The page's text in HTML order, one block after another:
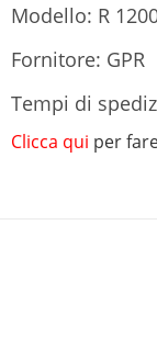
Modello: R
Fornitore: GPR
Tempi di
Clicca qui per